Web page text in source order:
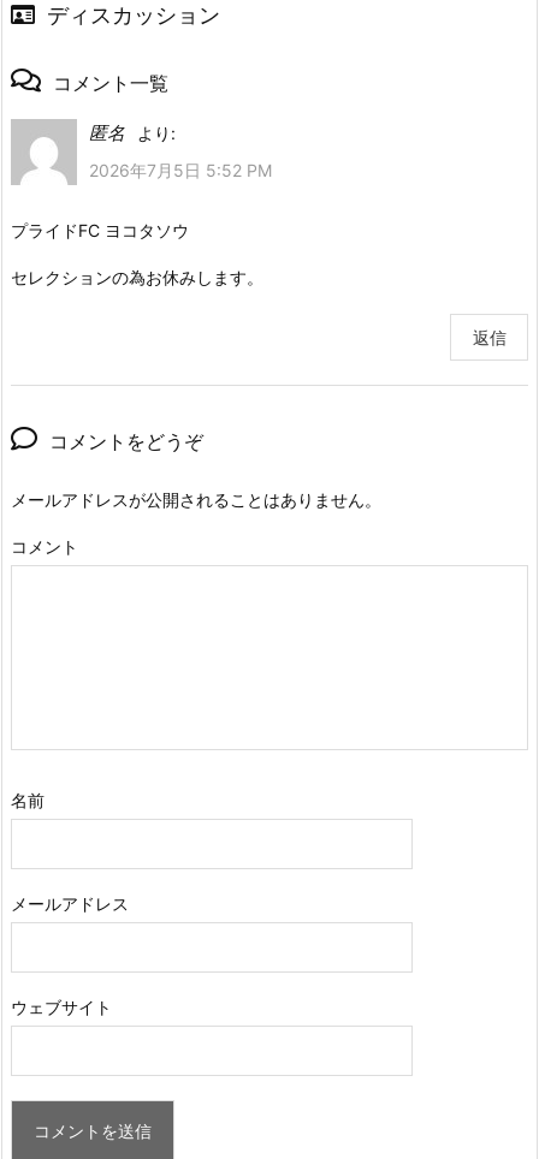
ディスカッション
コメント一覧
匿名
より:
2026年7月5日 5:52 PM
プライドFC ヨコタソウ
セレクションの為お休みします。
返信
コメントをどうぞ
メールアドレスが公開されることはありません。
コメント
名前
メールアドレス
ウェブサイト